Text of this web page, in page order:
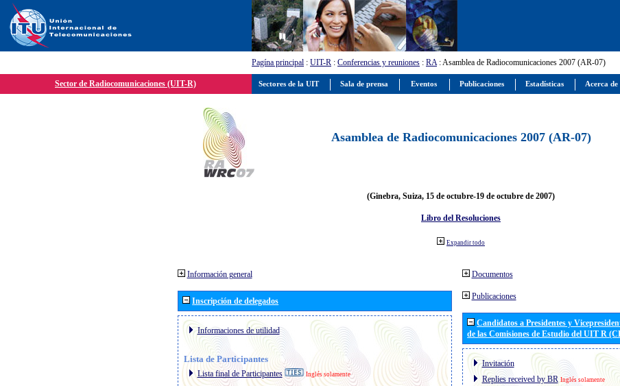
Pagína principal : UIT-R : Conferencias y reuniones : RA: Asamblea de Radiocomunicaciones 2007 (AR-07)
Sector de Radiocomunicaciones (UIT-R)
Asamblea de Radiocomunicaciones 2007 (AR-07)
(Ginebra, Suiza, 15 de octubre-19 de octubre de 2007)
Libro del Resoluciones
Expandir todo
Información general
Inscripción de delegados
Informaciones de utilidad
Lista de Participantes
Lista final de Participantes Inglés solamente
Documentos
Publicaciones
Candidatos a Presidentes y
de las Comisiones de Estudio del UIT R
Invitación
Replies received by BR Inglés solamente
Sectores de la UIT Sala de prensa Eventos Publicaciones Estadísticas Acerca